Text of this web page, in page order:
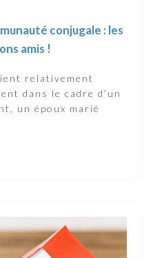
conjugale : les
amis !
relativement
dans le cadre d’un
un époux marié